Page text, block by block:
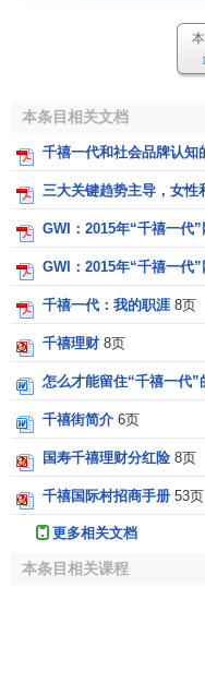
千禧一代世界观
知识
的观念或体制，甚至不
图，而是在自己的世界
信息反哺的时代。 娱乐
哺”，典型如李宇春和曾
千禧一代职场文化
千禧一代会直接告诉
很清楚自己的生活重点
号，却几乎不会坚持不
禧一代对某件事保持长
从性低，开会意见一大
舞台不够大，稍有一点
了快餐式文化、秒速成
本条目相关文档
千禧一代和社会品牌认知
三大关键趋势主导，女性
GWI：2015年“千禧一代
GWI：2015年“千禧一代
千禧一代：我的职涯 8页
千禧理财 8页
怎么才能留住“千禧一代”
千禧街简介 6页
国寿千禧理财分红险 8页
千禧国际村招商手册 53页
更多相关文档
本条目相关课程